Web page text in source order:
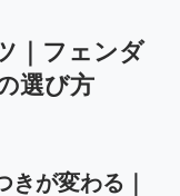
｜フェンダ
選び方
が変わる｜